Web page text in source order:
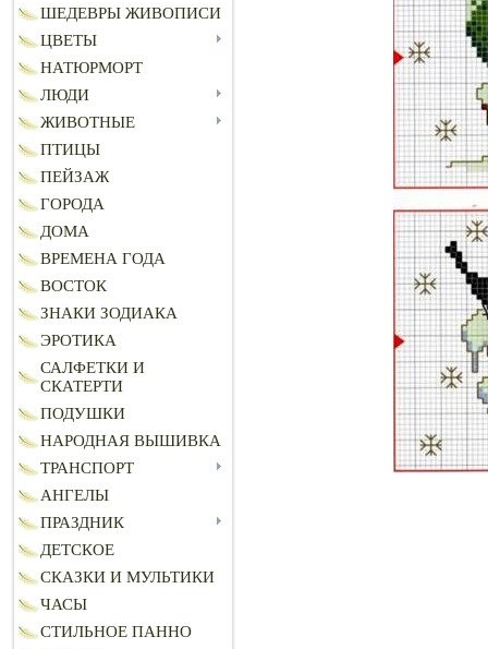
ШЕДЕВРЫ ЖИВОПИСИ
ЦВЕТЫ
НАТЮРМОРТ
ЛЮДИ
ЖИВОТНЫЕ
ПТИЦЫ
ПЕЙЗАЖ
ГОРОДА
ДОМА
ВРЕМЕНА ГОДА
ВОСТОК
ЗНАКИ ЗОДИАКА
ЭРОТИКА
САЛФЕТКИ И
СКАТЕРТИ
ПОДУШКИ
НАРОДНАЯ ВЫШИВКА
ТРАНСПОРТ
АНГЕЛЫ
ПРАЗДНИК
ДЕТСКОЕ
СКАЗКИ И МУЛЬТИКИ
ЧАСЫ
СТИЛЬНОЕ ПАННО